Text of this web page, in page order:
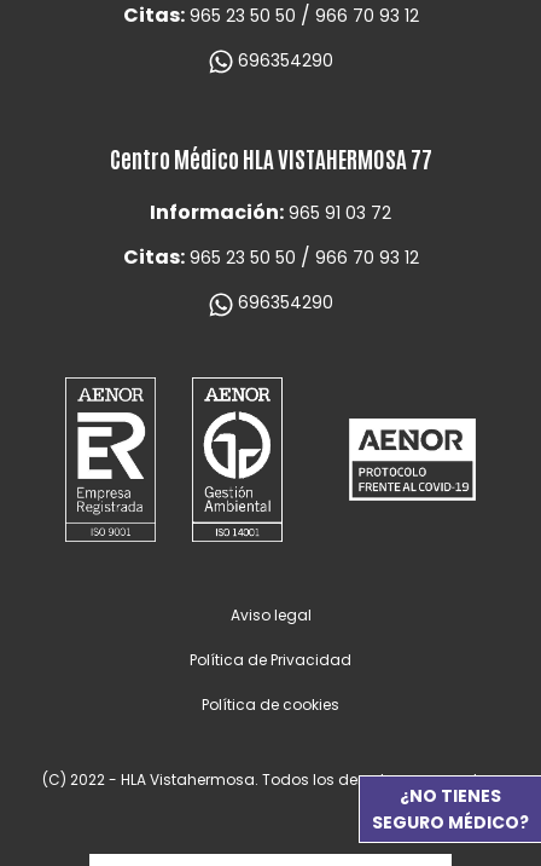
Citas: 965 23 50 50 / 966 70 93 12
696354290
Centro Médico HLA VISTAHERMOSA 77
Información: 965 91 03 72
Citas: 965 23 50 50 / 966 70 93 12
696354290
(C) 2022 - HLA Vistahermosa. Todos los derechos reservados.
Aviso legal
Política de Privacidad
Política de cookies
¿NO TIENES
SEGURO MÉDICO?